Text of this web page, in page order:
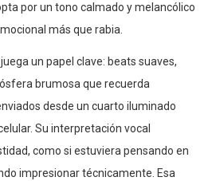
por un tono calmado y melancólico
más que rabia.
un papel clave: beats suaves,
brumosa que recuerda
desde un cuarto iluminado
Su interpretación vocal
como si estuviera pensando en
impresionar técnicamente. Esa